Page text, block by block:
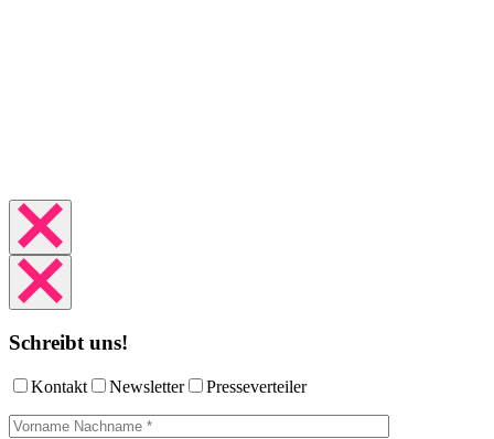
Schreibt uns!
Kontakt Newsletter Presseverteiler